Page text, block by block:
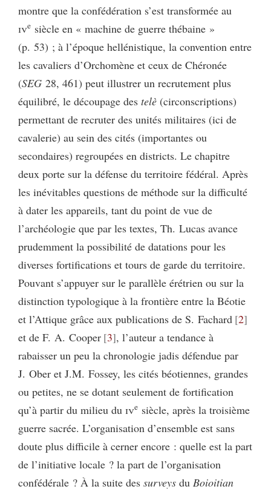
montre que la confédération s’est transformée au
ive siècle en « machine de guerre thébaine »
(p. 53) ; à l’époque hellénistique, la convention entre
les cavaliers d’Orchomène et ceux de Chéronée
(SEG 28, 461) peut illustrer un recrutement plus
équilibré, le découpage des telè (circonscriptions)
permettant de recruter des unités militaires (ici de
cavalerie) au sein des cités (importantes ou
secondaires) regroupées en districts. Le chapitre
deux porte sur la défense du territoire fédéral. Après
les inévitables questions de méthode sur la difficulté
à dater les appareils, tant du point de vue de
l’archéologie que par les textes, Th. Lucas avance
prudemment la possibilité de datations pour les
diverses fortifications et tours de garde du territoire.
Pouvant s’appuyer sur le parallèle érétrien ou sur la
distinction typologique à la frontière entre la Béotie
et l’Attique grâce aux publications de S. Fachard 2
et de F. A. Cooper 3 , l’auteur a tendance à
rabaisser un peu la chronologie jadis défendue par
J. Ober et J.M. Fossey, les cités béotiennes, grandes
ou petites, ne se dotant seulement de fortification
qu’à partir du milieu du ive siècle, après la troisième
guerre sacrée. L’organisation d’ensemble est sans
doute plus difficile à cerner encore : quelle est la part
de l’initiative locale ? la part de l’organisation
confédérale ? À la suite des surveys du Boioitian